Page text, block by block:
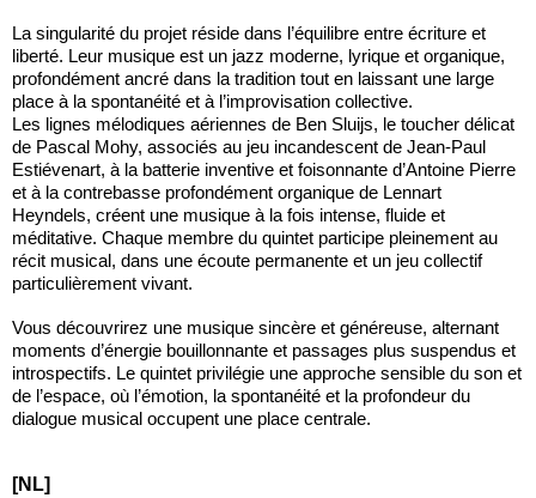
La singularité du projet réside dans l’équilibre entre écriture et
liberté. Leur musique est un jazz moderne, lyrique et organique,
profondément ancré dans la tradition tout en laissant une large
place à la spontanéité et à l’improvisation collective.
Les lignes mélodiques aériennes de Ben Sluijs, le toucher délicat
de Pascal Mohy, associés au jeu incandescent de Jean-Paul
Estiévenart, à la batterie inventive et foisonnante d’Antoine Pierre
et à la contrebasse profondément organique de Lennart
Heyndels, créent une musique à la fois intense, fluide et
méditative. Chaque membre du quintet participe pleinement au
récit musical, dans une écoute permanente et un jeu collectif
particulièrement vivant.
Vous découvrirez une musique sincère et généreuse, alternant
moments d’énergie bouillonnante et passages plus suspendus et
introspectifs. Le quintet privilégie une approche sensible du son et
de l’espace, où l’émotion, la spontanéité et la profondeur du
dialogue musical occupent une place centrale.
[NL]